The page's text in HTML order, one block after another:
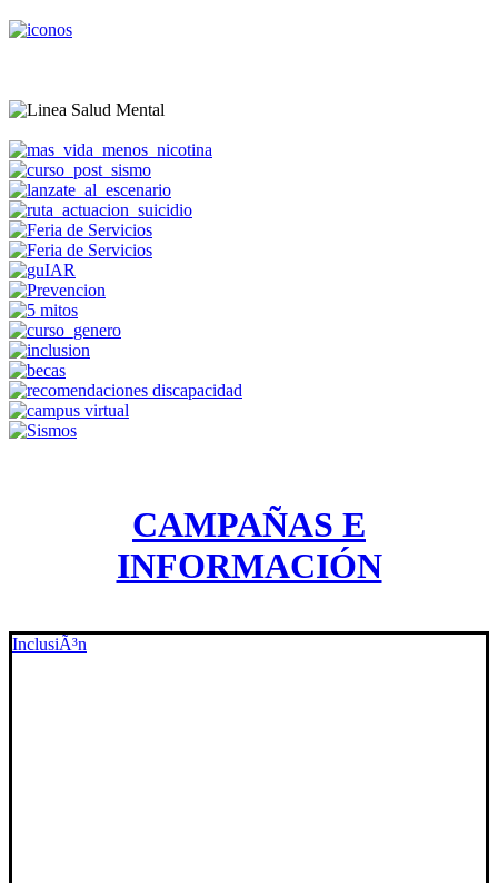
CAMPAÑAS E
INFORMACIÓN
InclusiÃ³n